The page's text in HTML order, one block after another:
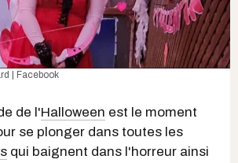
| Facebook
de l'Halloween est le moment
se plonger dans toutes les
qui baignent dans l'horreur ainsi